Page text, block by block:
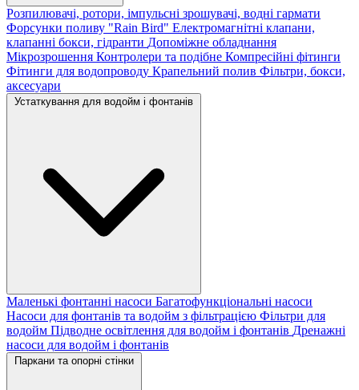
Розпилювачі, ротори, імпульсні зрошувачі, водні гармати
Форсунки поливу "Rain Bird" Електромагнітні клапани,
клапанні бокси, гідранти Допоміжне обладнання
Мікрозрошення Контролери та подібне Компресійні фітинги
Фітинги для водопроводу Крапельний полив Фільтри, бокси,
аксесуари
Устаткування для водойм і фонтанів
Маленькі фонтанні насоси Багатофункціональні насоси
Насоси для фонтанів та водойм з фільтрацією Фільтри для
водойм Підводне освітлення для водойм і фонтанів Дренажні
насоси для водойм і фонтанів
Паркани та опорні стінки